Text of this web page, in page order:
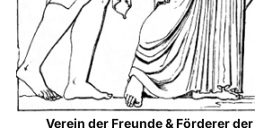
Verein der Freunde & Förderer